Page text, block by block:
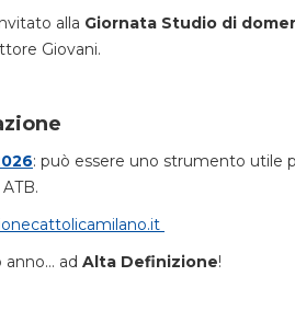
alla Giornata Studio di
Giovani.
: può essere uno strumento utile
anno… ad Alta Definizione!